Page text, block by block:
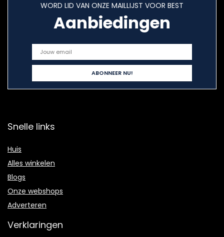
WORD LID VAN ONZE MAILLIJST VOOR BEST
Aanbiedingen
Snelle links
Huis
Alles winkelen
Blogs
Onze webshops
Adverteren
Verklaringen